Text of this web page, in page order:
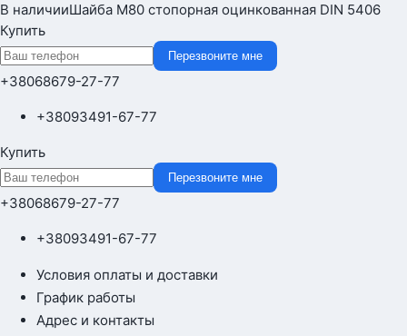
В наличииШайба М80 стопорная оцинкованная DIN 5406
Купить
Перезвоните мне
+38068679-27-77
+38093491-67-77
Купить
Перезвоните мне
+38068679-27-77
+38093491-67-77
Условия оплаты и доставки
График работы
Адрес и контакты